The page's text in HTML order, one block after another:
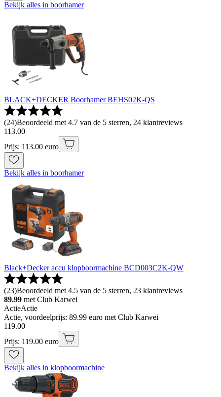
Bekijk alles in boorhamer
BLACK+DECKER Boorhamer BEHS02K-QS
(24)Beoordeeld met 4.7 van de 5 sterren, 24 klantreviews
113.00
Prijs: 113.00 euro
Bekijk alles in boorhamer
Black+Decker accu klopboormachine BCD003C2K-QW
(23)Beoordeeld met 4.5 van de 5 sterren, 23 klantreviews
89.99 met Club Karwei
ActieActie
Actie, voordeelprijs: 89.99 euro met Club Karwei
119.00
Prijs: 119.00 euro
Bekijk alles in klopboormachine